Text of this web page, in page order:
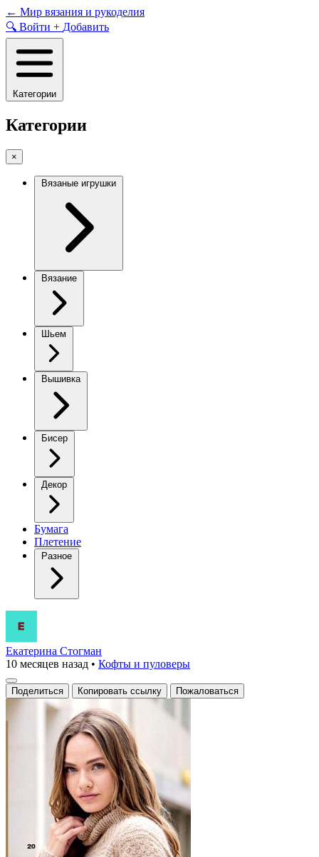
Skip
to
content
← Мир вязания и рукоделия
🔍 Войти + Добавить
Категории
Категории
×
Вязаные игрушки
Вязание
Шьем
Вышивка
Бисер
Декор
Бумага
Плетение
Разное
Очаровательный
объемный
свитер
с
уютным
высоким
воротником
уникальной
текстурой
вязки,
создающей
Екатерина Стогман
10 месяцев назад • Кофты и пуловеры
Поделиться Копировать ссылку Пожаловаться